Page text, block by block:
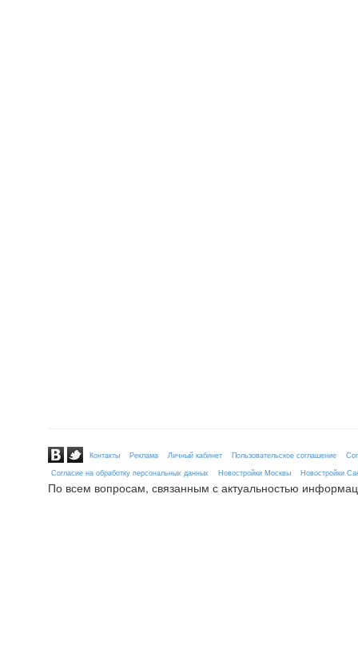
Контакты Реклама Личный кабинет Пользовательское соглашение
Согласие на обработку персональных данных
Новостройки Москвы Новостройки
По всем вопросам, связанным с актуальностью